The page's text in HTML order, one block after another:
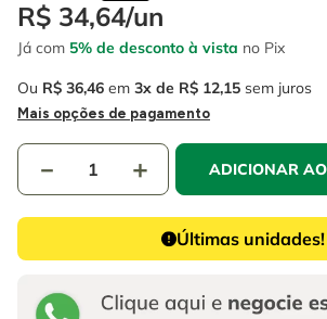
R$ 34,64/un
Já com 5% de desconto à vista no Pix
Ou R$ 36,46 em 3 R$ 12,15 sem juros
Mais opções de pagamento
＋
－ ADICIONAR
Últimas unidades!
6 º serra copo
7º luva
8º fio
alicate
º escada
º serra circular
º serra copo
fio
º lavadora alta pressão
10º alicate